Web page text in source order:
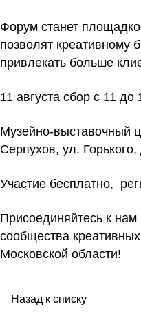
Форум станет
позволят креативному
привлекать больше
11 августа сбор с 11 до
Музейно-выставочный
Серпухов, ул.
Участие бесплатно,
Присоединяйтесь к нам
сообщества
Московской области!
Назад к списку